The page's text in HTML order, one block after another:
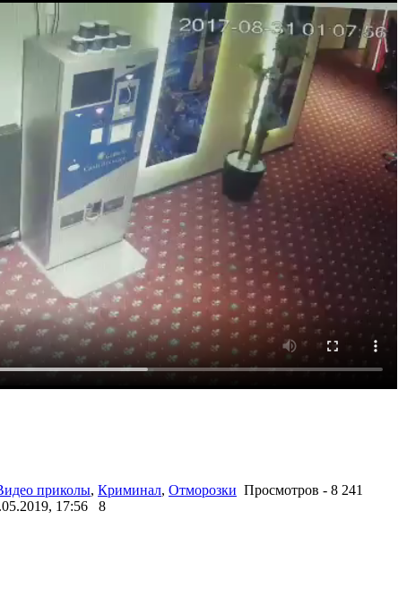
приколы, Криминал, Отморозки Просмотров - 8 241
17:56
8